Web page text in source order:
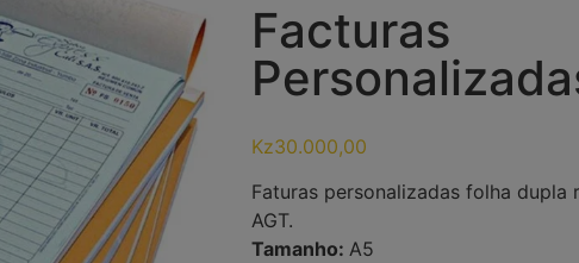
Facturas
Kz30.000,00
Faturas personalizadas folha dupla
AGT.
Tamanho: A5